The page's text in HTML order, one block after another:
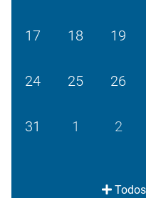
17 18 19
24 25 26
31 1 2